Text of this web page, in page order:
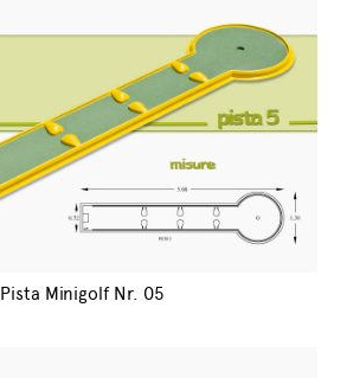
Pista Minigolf Nr. 05